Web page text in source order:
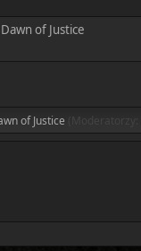
of Justice
of Justice (Moderatorzy: